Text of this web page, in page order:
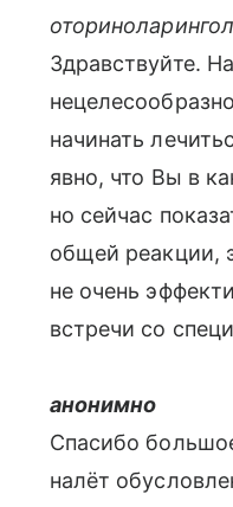
Здравствуйте.
начинать
явно, что Вы в
но сейчас
общей реакции,
не очень
встречи со
анонимно
Спасибо
налёт